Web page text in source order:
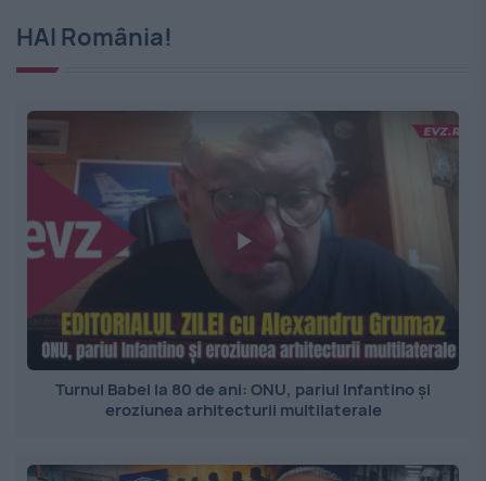
HAI România!
Turnul Babel la 80 de ani: ONU, pariul Infantino și
eroziunea arhitecturii multilaterale